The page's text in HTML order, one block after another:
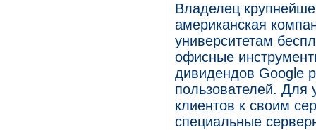
Владелец
американская
университетам
офисные
дивидендов Google
пользователей. Для
клиентов к своим
специальные